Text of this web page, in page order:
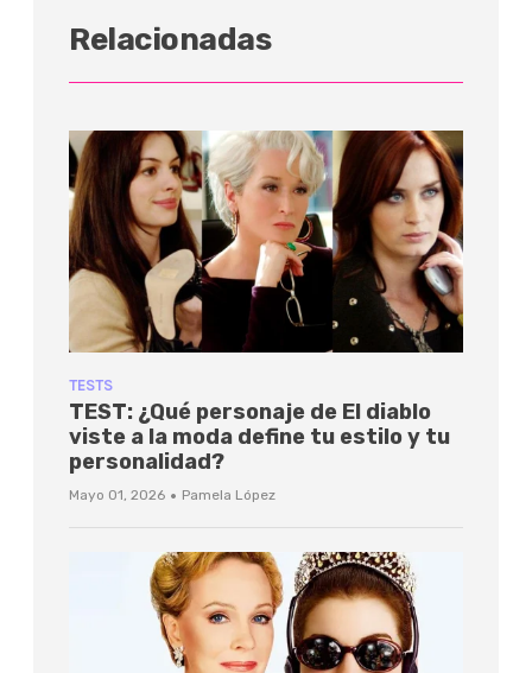
Relacionadas
TESTS
TEST: ¿Qué personaje de El diablo
viste a la moda define tu estilo y tu
personalidad?
Mayo 01, 2026 · Pamela López